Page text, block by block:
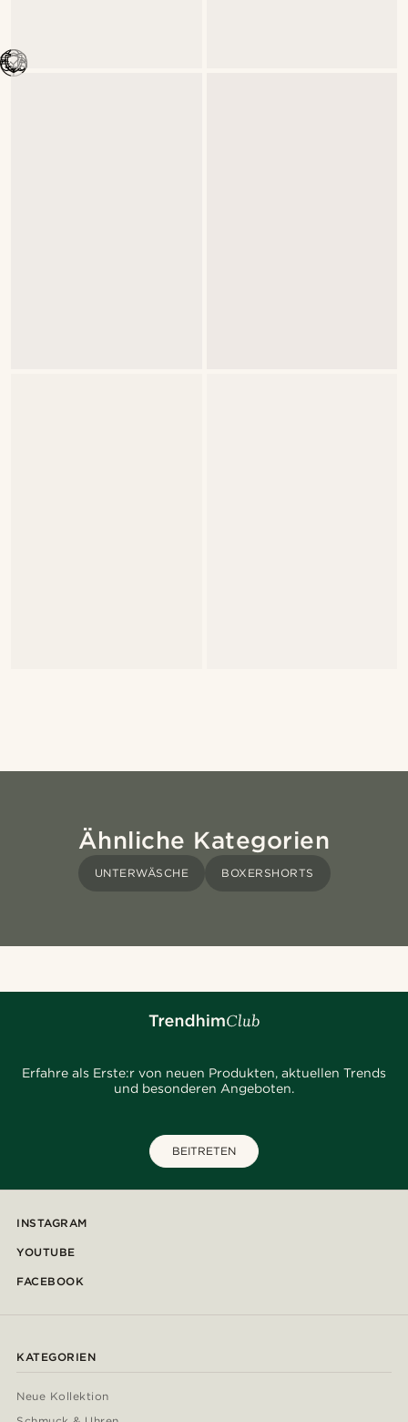
Ähnliche Kategorien
UNTERWÄSCHE BOXERSHORTS
Erfahre als Erste:r von neuen Produkten, aktuellen Trends
und besonderen Angeboten.
BEITRETEN
INSTAGRAM
YOUTUBE
FACEBOOK
KATEGORIEN
Neue Kollektion